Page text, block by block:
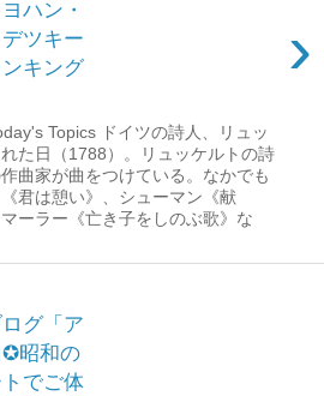
ハン・
ツキー
キング
›
Topics ドイツの詩人、リュッ
た日（1788）。リュッケルトの詩
曲家が曲をつけている。なかでも
君は憩い》、シューマン《献
ーラー《亡き子をしのぶ歌》な
グ「ア
✪昭和の
でご体